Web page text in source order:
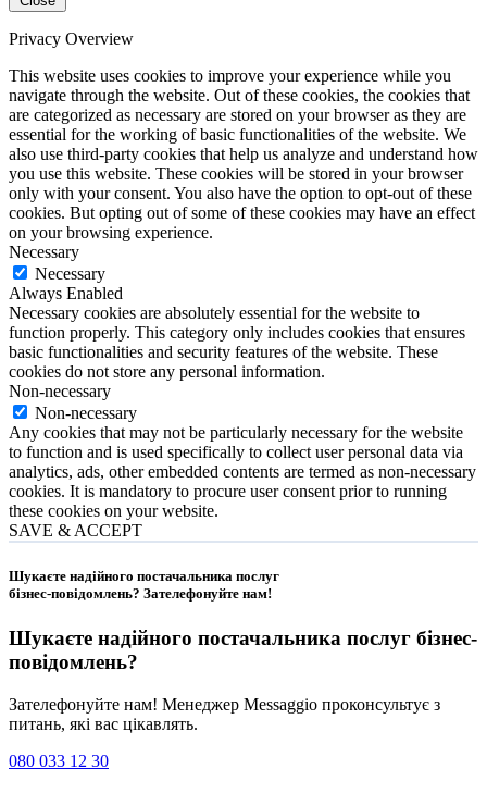
Privacy Overview
This website uses cookies to improve your experience while you
navigate through the website. Out of these cookies, the cookies that
are categorized as necessary are stored on your browser as they are
essential for the working of basic functionalities of the website. We
also use third-party cookies that help us analyze and understand how
you use this website. These cookies will be stored in your browser
only with your consent. You also have the option to opt-out of these
cookies. But opting out of some of these cookies may have an effect
on your browsing experience.
Necessary
Necessary
Always Enabled
Necessary cookies are absolutely essential for the website to
function properly. This category only includes cookies that ensures
basic functionalities and security features of the website. These
cookies do not store any personal information.
Non-necessary
Non-necessary
Any cookies that may not be particularly necessary for the website
to function and is used specifically to collect user personal data via
analytics, ads, other embedded contents are termed as non-necessary
cookies. It is mandatory to procure user consent prior to running
these cookies on your website.
SAVE & ACCEPT
Шукаєте надійного постачальника послуг
бізнес-повідомлень? Зателефонуйте нам!
Шукаєте надійного постачальника послуг бізнес-
повідомлень?
Зателефонуйте нам! Менеджер Messaggio проконсультує з
питань, які вас цікавлять.
080 033 12 30